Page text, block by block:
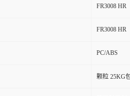
FR3008 HR
FR3008 HR
PC/ABS
颗粒 25KG